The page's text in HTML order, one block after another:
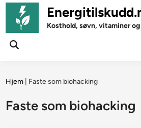
Skip
content
Kosthold, søvn, vitaminer
Open
Hjem Faste som biohacking
Faste som biohacking